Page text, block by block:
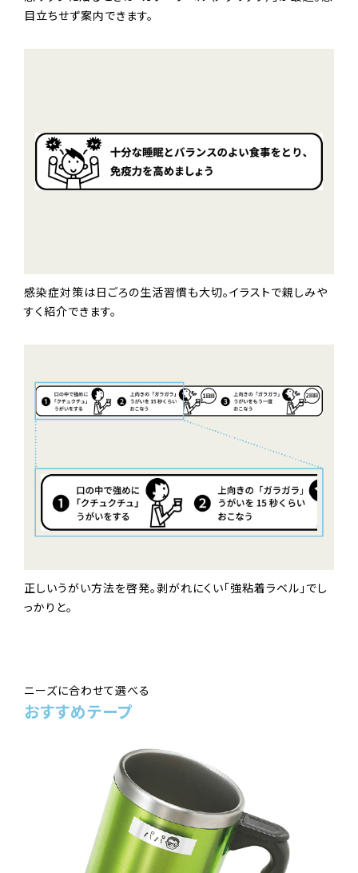
目立ちせず案内できます。
感染症対策は日ごろの生活習慣も大切。イラストで親しみや
すく紹介できます。
正しいうがい方法を啓発。剥がれにくい「強粘着ラベル」でし
っかりと。
ニーズに合わせて選べる
おすすめテープ